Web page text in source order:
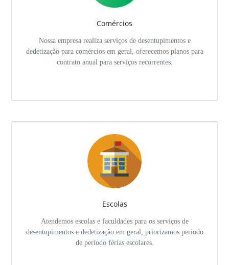
Comércios
Nossa empresa realiza serviços de desentupimentos e
dedetização para comércios em geral, oferecemos planos para
contrato anual para serviços recorrentes.
Escolas
Atendemos escolas e faculdades para os serviços de
desentupimentos e dedetização em geral, priorizamos período
de período férias escolares.